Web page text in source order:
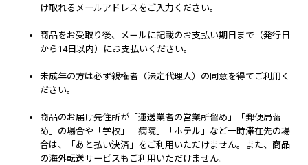
け取れるメールアドレスをご入力ください。
商品をお受取り後、メールに記載のお支払い期日まで（発行日
から14日以内）にお支払いください。
未成年の方は必ず親権者（法定代理人）の同意を得てご利用く
ださい。
商品のお届け先住所が「運送業者の営業所留め」「郵便局留
め」の場合や「学校」「病院」「ホテル」など一時滞在先の場
合は、「あと払い決済」をご利用いただけません。また、商品
の海外転送サービスもご利用いただけません。